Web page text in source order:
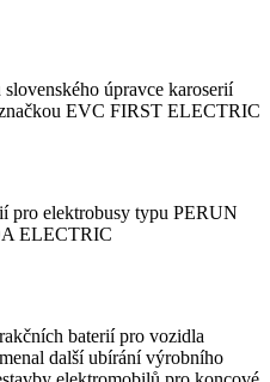
úpravce karoserií
EVC FIRST ELECTRIC
pro elektrobusy typu PERUN
ELECTRIC
baterií pro vozidla
další ubírání výrobního